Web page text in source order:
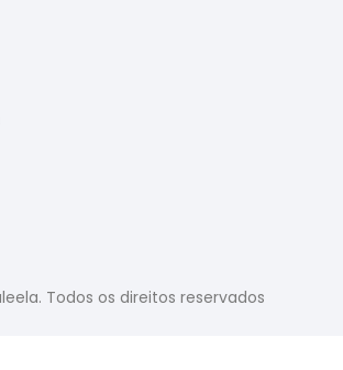
Todos os direitos reservados